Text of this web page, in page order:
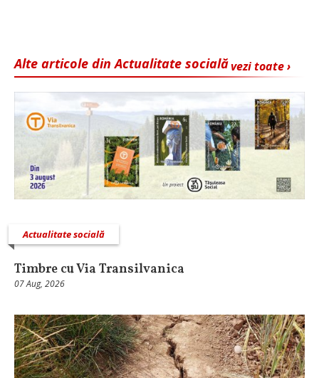
vezi toate ›
Alte articole din Actualitate socială
Actualitate socială
Timbre cu Via Transilvanica
07 Aug, 2026